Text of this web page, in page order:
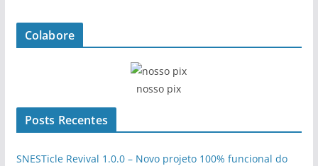
Colabore
nosso pix
Posts Recentes
SNESTicle Revival 1.0.0 – Novo projeto 100% funcional do